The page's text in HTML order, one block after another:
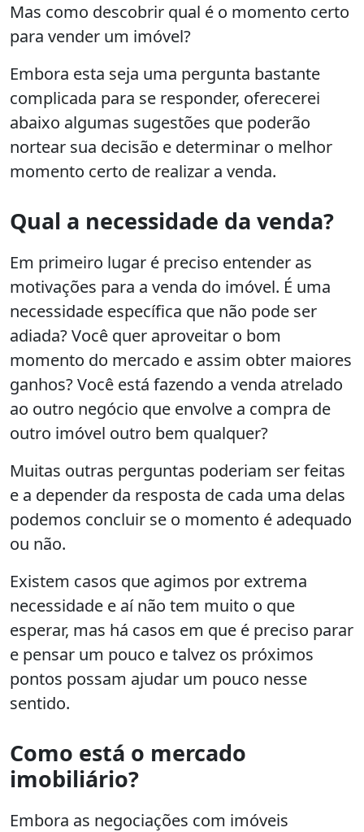
Mas como descobrir qual é o momento certo
para vender um imóvel?
Embora esta seja uma pergunta bastante
complicada para se responder, oferecerei
abaixo algumas sugestões que poderão
nortear sua decisão e determinar o melhor
momento certo de realizar a venda.
Qual a necessidade da venda?
Em primeiro lugar é preciso entender as
motivações para a venda do imóvel. É uma
necessidade específica que não pode ser
adiada? Você quer aproveitar o bom
momento do mercado e assim obter maiores
ganhos? Você está fazendo a venda atrelado
ao outro negócio que envolve a compra de
outro imóvel outro bem qualquer?
Muitas outras perguntas poderiam ser feitas
e a depender da resposta de cada uma delas
podemos concluir se o momento é adequado
ou não.
Existem casos que agimos por extrema
necessidade e aí não tem muito o que
esperar, mas há casos em que é preciso parar
e pensar um pouco e talvez os próximos
pontos possam ajudar um pouco nesse
sentido.
Como está o mercado
imobiliário?
Embora as negociações com imóveis